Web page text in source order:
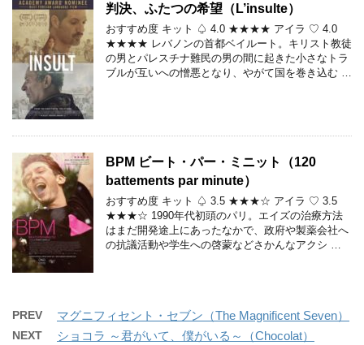
判決、ふたつの希望（L’insulte）
おすすめ度 キット ♤ 4.0 ★★★★ アイラ ♡ 4.0
★★★★ レバノンの首都ベイルート。キリスト教徒
の男とパレスチナ難民の男の間に起きた小さなトラ
ブルが互いへの憎悪となり、やがて国を巻き込む …
BPM ビート・パー・ミニット（120
battements par minute）
おすすめ度 キット ♤ 3.5 ★★★☆ アイラ ♡ 3.5
★★★☆ 1990年代初頭のパリ。エイズの治療方法
はまだ開発途上にあったなかで、政府や製薬会社へ
の抗議活動や学生への啓蒙などさかんなアクシ …
PREV マグニフィセント・セブン（The Magnificent Seven）
NEXT ショコラ ～君がいて、僕がいる～（Chocolat）